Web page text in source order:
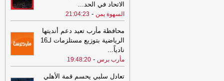
الاتحاد في الحد...
السهوة يمن -
21:04:23
محافظة مأرب تعيد دعم أنديتها
الرياضية بتوزيع مستلزمات لـ16
نادياً...
مأرب برس -
19:48:20
تعادل سلبي يحسم قمة الأهلي